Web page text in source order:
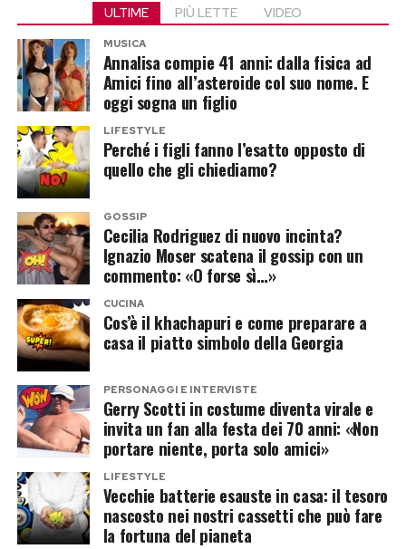
fresco. Si rinforna per un minuto appena,
lasciando il tuorlo morbido e cremoso. Secondo
la tradizione georgiana, il piatto si gusta
rigorosamente con le mani, staccando i bordi di
pane croccante per intingerli nel ripieno fuso.
Post Views: 40
Se abbandonati in ambienti umidi o a contatto
con altri oggetti metallici, questi residui
rischiano di inquinare il microambiente
domestico o di causare cortocircuiti e piccoli
incendi. Getta un accumulatore tra i rifiuti
indifferenziati significa condurlo verso
l’inceneritore o la discarica, dove gli agenti
chimici rischiano di penetrare nel terreno e
contaminare le falde acquifere, con
conseguenze devastanti per l’ecosistema.
Dalla spazzatura alla risorsa: la
filiera del recupero
Fortunatamente, il processo di smaltimento e
riciclo permette di recuperare una percentuale
elevatissima dei materiali che compongono
questi dispositivi. Attraverso trattamenti
specifici, le industrie specializzate riescono a
estrarre metalli preziosi che possono tornare
immediatamente nei cicli produttivi.
ULTIME PIÙ LETTE VIDEO
MUSICA
Annalisa compie 41 anni: dalla fisica ad
Amici fino all’asteroide col suo nome. E
oggi sogna un figlio
LIFESTYLE
Perché i figli fanno l’esatto opposto di
quello che gli chiediamo?
GOSSIP
Cecilia Rodriguez di nuovo incinta?
Ignazio Moser scatena il gossip con un
commento: «O forse sì…»
CUCINA
Cos’è il khachapuri e come preparare a
casa il piatto simbolo della Georgia
PERSONAGGI E INTERVISTE
Gerry Scotti in costume diventa virale e
invita un fan alla festa dei 70 anni: «Non
portare niente, porta solo amici»
LIFESTYLE
Vecchie batterie esauste in casa: il tesoro
nascosto nei nostri cassetti che può fare
la fortuna del pianeta